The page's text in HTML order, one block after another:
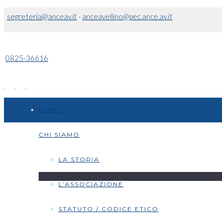
segreteria@anceav.it- anceavellino@pec.ance.av.it
0825-36616
CHI SIAMO
LA STORIA
L’ASSOCIAZIONE
STATUTO / CODICE ETICO